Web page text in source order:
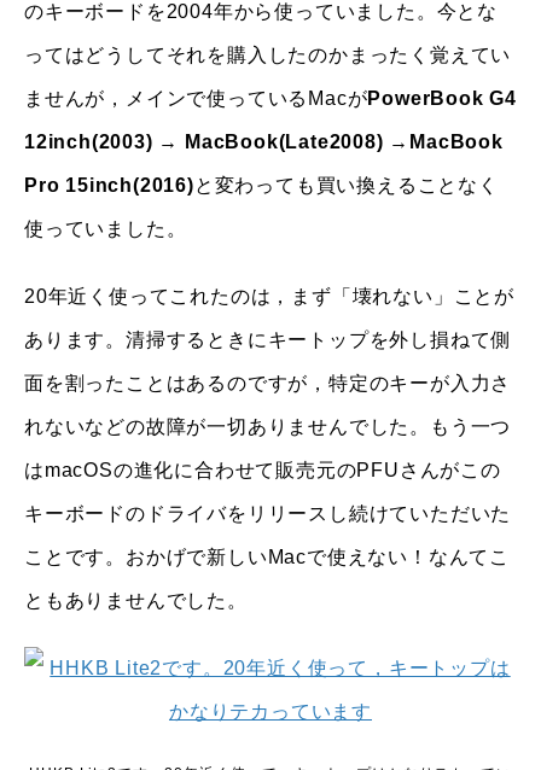
のキーボードを2004年から使っていました。今とな
ってはどうしてそれを購入したのかまったく覚えてい
ませんが，メインで使っているMacがPowerBook G4
12inch(2003) → MacBook(Late2008) → MacBook
Pro 15inch(2016)と変わっても買い換えることなく
使っていました。
20年近く使ってこれたのは，まず「壊れない」ことが
あります。清掃するときにキートップを外し損ねて側
面を割ったことはあるのですが，特定のキーが入力さ
れないなどの故障が一切ありませんでした。もう一つ
はmacOSの進化に合わせて販売元のPFUさんがこの
キーボードのドライバをリリースし続けていただいた
ことです。おかげで新しいMacで使えない！なんてこ
ともありませんでした。